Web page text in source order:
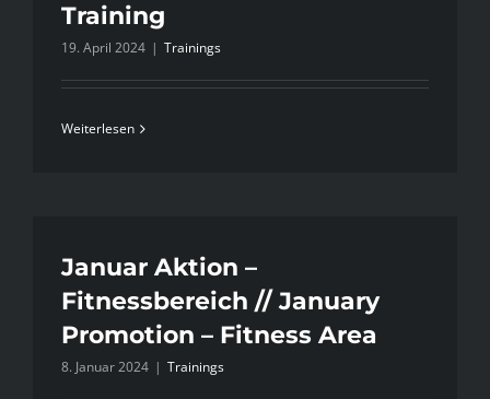
Training
19. April 2024 | Trainings
Weiterlesen
Januar Aktion –
Fitnessbereich // January
Promotion – Fitness Area
8. Januar 2024 | Trainings